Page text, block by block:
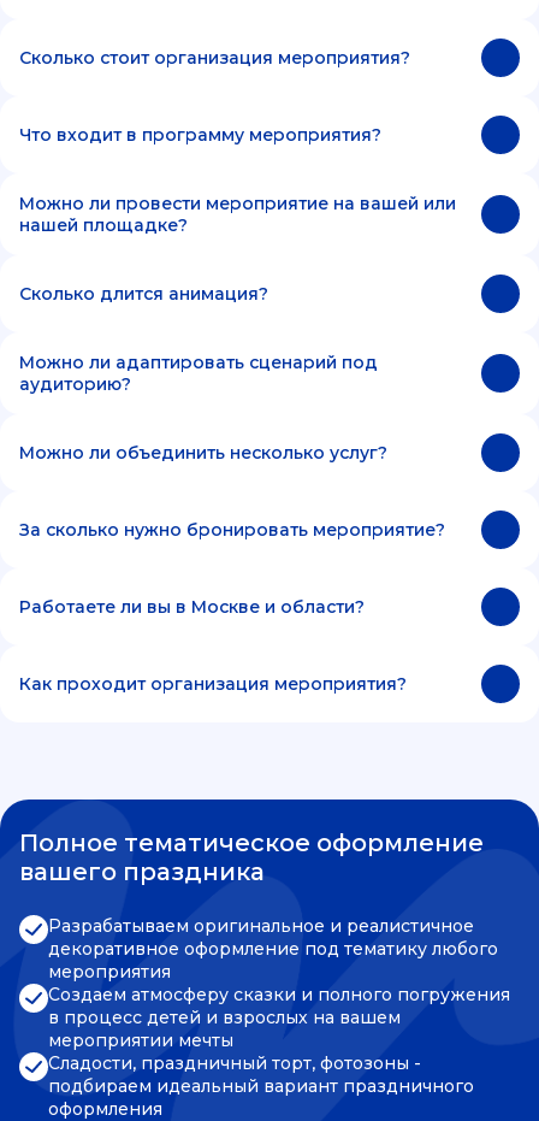
Сколько стоит организация мероприятия?
Что входит в программу мероприятия?
Можно ли провести мероприятие на вашей или
нашей площадке?
Сколько длится анимация?
Можно ли адаптировать сценарий под
аудиторию?
Можно ли объединить несколько услуг?
За сколько нужно бронировать мероприятие?
Работаете ли вы в Москве и области?
Как проходит организация мероприятия?
Полное тематическое оформление
вашего праздника
Разрабатываем оригинальное и реалистичное
декоративное оформление под тематику любого
мероприятия
Создаем атмосферу сказки и полного погружения
в процесс детей и взрослых на вашем
мероприятии мечты
Сладости, праздничный торт, фотозоны -
подбираем идеальный вариант праздничного
оформления